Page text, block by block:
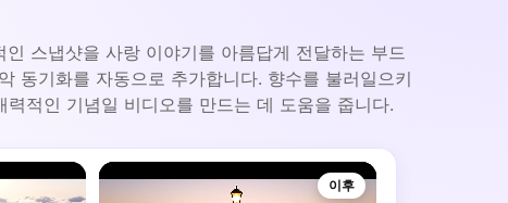
스냅샷을 사랑 이야기를 아름답게 전달하는 부드
동기화를 자동으로 추가합니다. 향수를 불러일으키
적인 기념일 비디오를 만드는 데 도움을 줍니다.
이후